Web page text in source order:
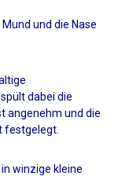
und die Nase
dabei die
angenehm und die
festgelegt.
winzige kleine